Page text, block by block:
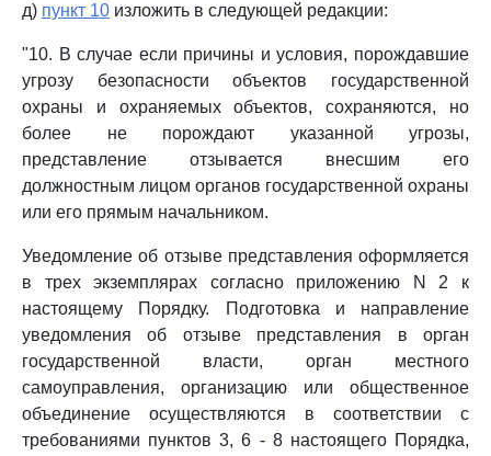
д) пункт 10 изложить в следующей редакции:
"10. В случае если причины и условия, порождавшие
угрозу безопасности объектов государственной
охраны и охраняемых объектов, сохраняются, но
более не порождают указанной угрозы,
представление отзывается внесшим его
должностным лицом органов государственной охраны
или его прямым начальником.
Уведомление об отзыве представления оформляется
в трех экземплярах согласно приложению N 2 к
настоящему Порядку. Подготовка и направление
уведомления об отзыве представления в орган
государственной власти, орган местного
самоуправления, организацию или общественное
объединение осуществляются в соответствии с
требованиями пунктов 3, 6 - 8 настоящего Порядка,